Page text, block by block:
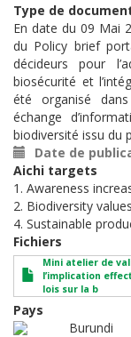
Type de
En date du 09 Mai
du Policy brief
décideurs pour
biosécurité et
été organisé
échange
biodiversité issu du
Date de
Aichi targets
1. Awareness
2. Biodiversity
4. Sustainable
Fichiers
Mini atelier de
l’implication
lois sur la b
Pays
Burundi